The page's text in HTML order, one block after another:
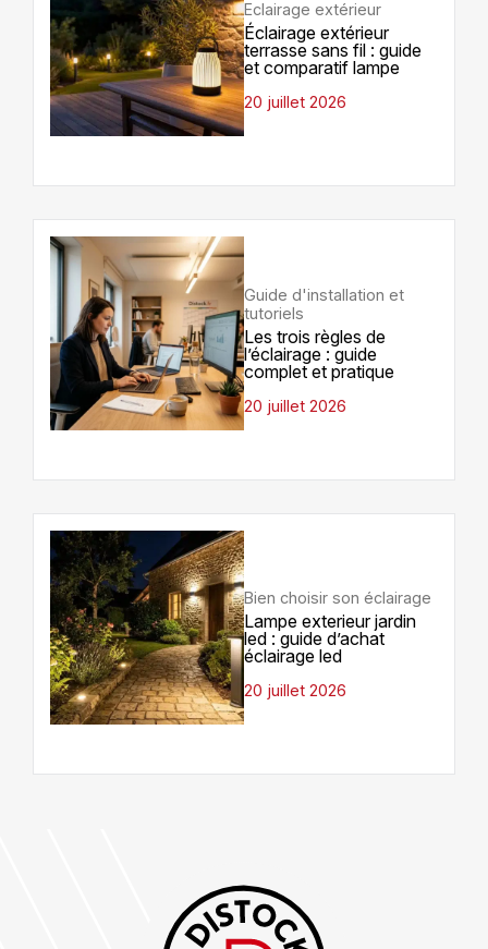
Eclairage extérieur
Éclairage extérieur
terrasse sans fil : guide
et comparatif lampe
20 juillet 2026
Guide d'installation et
tutoriels
Les trois règles de
l’éclairage : guide
complet et pratique
20 juillet 2026
Bien choisir son éclairage
Lampe exterieur jardin
led : guide d’achat
éclairage led
20 juillet 2026